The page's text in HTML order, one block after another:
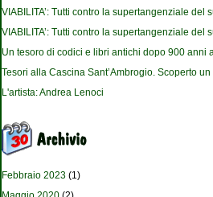
VIABILITA’: Tutti contro la supertangenziale del
VIABILITA’: Tutti contro la supertangenziale del
Un tesoro di codici e libri antichi dopo 900 anni
Tesori alla Cascina Sant’Ambrogio. Scoperto
L'artista: Andrea Lenoci
Febbraio 2023 (1)